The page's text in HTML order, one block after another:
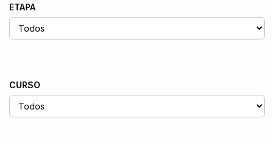
ETAPA
CURSO